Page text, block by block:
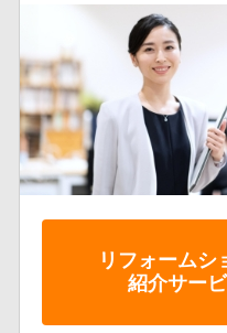
リフォームシ
紹介サー